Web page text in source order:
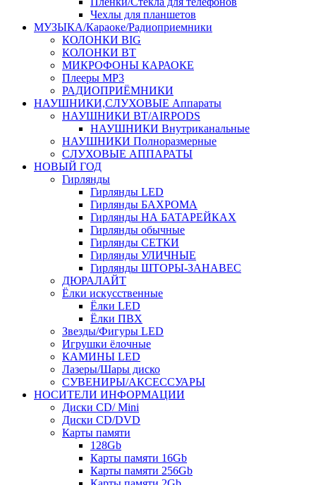
Чехлы для планшетов
МУЗЫКА/Караоке/Радиоприемники
КОЛОНКИ BIG
КОЛОНКИ BT
МИКРОФОНЫ КАРАОКЕ
Плееры MP3
РАДИОПРИЁМНИКИ
НАУШНИКИ,СЛУХОВЫЕ Аппараты
НАУШНИКИ BT/AIRPODS
НАУШНИКИ Внутриканальные
НАУШНИКИ Полноразмерные
СЛУХОВЫЕ АППАРАТЫ
НОВЫЙ ГОД
Гирлянды
Гирлянды LED
Гирлянды БАХРОМА
Гирлянды НА БАТАРЕЙКАХ
Гирлянды обычные
Гирлянды СЕТКИ
Гирлянды УЛИЧНЫЕ
Гирлянды ШТОРЫ-ЗАНАВЕС
ДЮРАЛАЙТ
Ёлки искусственные
Ёлки LED
Ёлки ПВХ
Звезды/Фигуры LED
Игрушки ёлочные
КАМИНЫ LED
Лазеры/Шары диско
СУВЕНИРЫ/АКСЕССУАРЫ
НОСИТЕЛИ ИНФОРМАЦИИ
Диски CD/ Mini
Диски CD/DVD
Карты памяти
128Gb
Карты памяти 16Gb
Карты памяти 256Gb